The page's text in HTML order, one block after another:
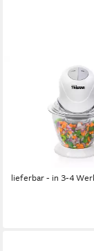
Leistung
Kapazität
UVP36,99
lieferbar - in 3-4